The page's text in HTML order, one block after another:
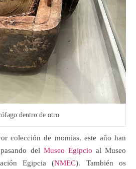
dentro de otro
colección de momias, este año han
del Museo Egipcio al Museo
Egipcia (NMEC). También os